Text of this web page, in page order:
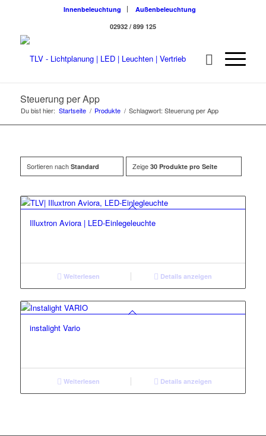
Innenbeleuchtung
Außenbeleuchtung
02932 / 899 125
Steuerung per App
Du bist hier: Startseite / Produkte / Schlagwort: Steuerung per App
Sortieren nach Standard Zeige 30 Produkte pro Seite
Illuxtron Aviora | LED-Einlegeleuchte
Weiterlesen Details anzeigen
instalight Vario
Weiterlesen Details anzeigen